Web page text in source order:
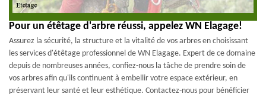
Pour un étêtage d'arbre réussi, appelez WN Elagage!
Assurez la sécurité, la structure et la vitalité de vos arbres en choisissant
les services d'étêtage professionnel de WN Elagage. Expert de ce domaine
depuis de nombreuses années, confiez-nous la tâche de prendre soin de
vos arbres afin qu'ils continuent à embellir votre espace extérieur, en
préservant leur santé et leur esthétique. Contactez-nous pour bénéficier